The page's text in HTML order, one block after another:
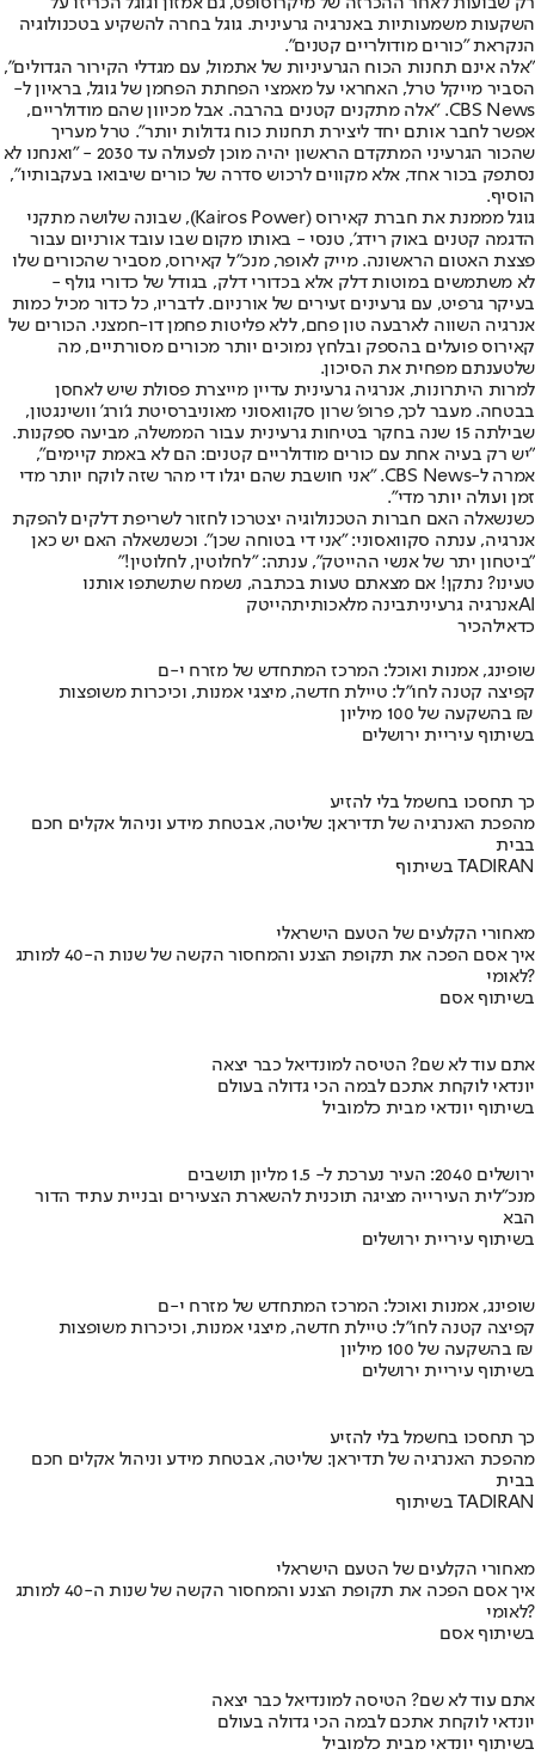
השקעות משמעותיות באנרגיה גרעינית. גוגל בחרה להשקיע בטכנולוגיה
הנקראת "כורים מודולריים קטנים".
"אלה אינם תחנות הכוח הגרעיניות של אתמול, עם מגדלי הקירור הגדולים",
הסביר מייקל טרל, האחראי על מאמצי הפחתת הפחמן של גוגל, בראיון ל-
CBS News. "אלה מתקנים קטנים בהרבה. אבל מכיוון שהם מודולריים,
אפשר לחבר אותם יחד ליצירת תחנות כוח גדולות יותר". טרל מעריך
שהכור הגרעיני המתקדם הראשון יהיה מוכן לפעולה עד 2030 - "ואנחנו לא
נסתפק בכור אחד, אלא מקווים לרכוש סדרה של כורים שיבואו בעקבותיו",
הוסיף.
גוגל מממנת את חברת קאירוס (Kairos Power), שבונה שלושה מתקני
הדגמה קטנים באוק רידג', טנסי - באותו מקום שבו עובד אורניום עבור
פצצת האטום הראשונה. מייק לאופר, מנכ"ל קאירוס, מסביר שהכורים שלו
לא משתמשים במוטות דלק אלא בכדורי דלק, בגודל של כדורי גולף -
בעיקר גרפיט, עם גרעינים זעירים של אורניום. לדבריו, כל כדור מכיל כמות
אנרגיה השווה לארבעה טון פחם, ללא פליטות פחמן דו-חמצני. הכורים של
קאירוס פועלים בהספק ובלחץ נמוכים יותר מכורים מסורתיים, מה
שלטענתם מפחית את הסיכון.
למרות היתרונות, אנרגיה גרעינית עדיין מייצרת פסולת שיש לאחסן
בבטחה. מעבר לכך, פרופ' שרון סקוואסוני מאוניברסיטת ג'ורג' וושינגטון,
שבילתה 15 שנה בחקר בטיחות גרעינית עבור הממשלה, מביעה ספקנות.
"יש רק בעיה אחת עם כורים מודולריים קטנים: הם לא באמת קיימים",
אמרה ל-CBS News. "אני חושבת שהם יגלו די מהר שזה לוקח יותר מדי
זמן ועולה יותר מדי".
כשנשאלה האם חברות הטכנולוגיה יצטרכו לחזור לשריפת דלקים להפקת
אנרגיה, ענתה סקוואסוני: "אני די בטוחה שכן". וכשנשאלה האם יש כאן
"ביטחון יתר של אנשי ההייטק", ענתה: "לחלוטין, לחלוטין!"
טעינו? נתקן! אם מצאתם טעות בכתבה, נשמח שתשתפו אותנו
AIאנרגיה גרעיניתבינה מלאכותיתהייטק
כדאילהכיר
שופינג, אמנות ואוכל: המרכז המתחדש של מזרח י-ם
קפיצה קטנה לחו"ל: טיילת חדשה, מיצגי אמנות, וכיכרות משופצות
בהשקעה של 100 מיליון ₪
בשיתוף עיריית ירושלים
כך תחסכו בחשמל בלי להזיע
מהפכת האנרגיה של תדיראן: שליטה, אבטחת מידע וניהול אקלים חכם
בבית
בשיתוף TADIRAN
מאחורי הקלעים של הטעם הישראלי
איך אסם הפכה את תקופת הצנע והמחסור הקשה של שנות ה-40 למותג
לאומי?
בשיתוף אסם
אתם עוד לא שם? הטיסה למונדיאל כבר יצאה
יונדאי לוקחת אתכם לבמה הכי גדולה בעולם
בשיתוף יונדאי מבית כלמוביל
ירושלים 2040: העיר נערכת ל- 1.5 מליון תושבים
מנכ"לית העירייה מציגה תוכנית להשארת הצעירים ובניית עתיד הדור
הבא
בשיתוף עיריית ירושלים
שופינג, אמנות ואוכל: המרכז המתחדש של מזרח י-ם
קפיצה קטנה לחו"ל: טיילת חדשה, מיצגי אמנות, וכיכרות משופצות
בהשקעה של 100 מיליון ₪
בשיתוף עיריית ירושלים
כך תחסכו בחשמל בלי להזיע
מהפכת האנרגיה של תדיראן: שליטה, אבטחת מידע וניהול אקלים חכם
בבית
בשיתוף TADIRAN
מאחורי הקלעים של הטעם הישראלי
איך אסם הפכה את תקופת הצנע והמחסור הקשה של שנות ה-40 למותג
לאומי?
בשיתוף אסם
אתם עוד לא שם? הטיסה למונדיאל כבר יצאה
יונדאי לוקחת אתכם לבמה הכי גדולה בעולם
בשיתוף יונדאי מבית כלמוביל